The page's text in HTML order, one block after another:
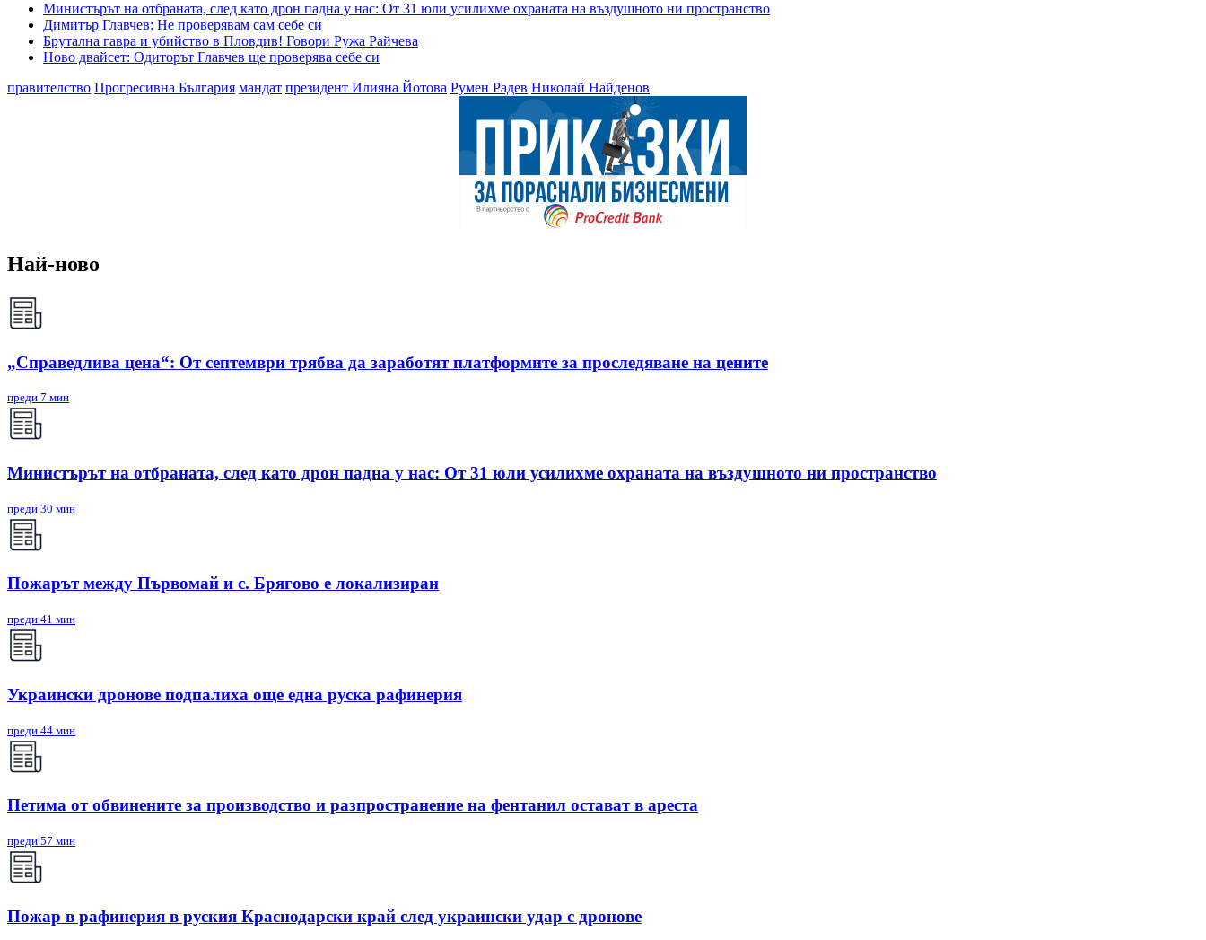
Министърът на отбраната, след като дрон падна у нас: От 31 юли усилихме охраната на въздушното ни пространство
Димитър Главчев: Не проверявам сам себе си
Брутална гавра и убийство в Пловдив! Говори Ружа Райчева
Ново двайсет: Одиторът Главчев ще проверява себе си
правителство Прогресивна България мандат президент Илияна Йотова Румен Радев Николай Найденов
Най-ново
„Справедлива цена“: От септември трябва да заработят платформите за проследяване на цените
преди 7 мин
Министърът на отбраната, след като дрон падна у нас: От 31 юли усилихме охраната на въздушното ни пространство
преди 30 мин
Пожарът между Първомай и с. Брягово е локализиран
преди 41 мин
Украински дронове подпалиха още една руска рафинерия
преди 44 мин
Петима от обвинените за производство и разпространение на фентанил остават в ареста
преди 57 мин
Пожар в рафинерия в руския Краснодарски край след украински удар с дронове